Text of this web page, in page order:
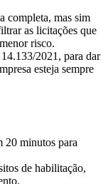
completa, mas sim
as licitações que
risco.
2021, para dar
esteja sempre
minutos para
de habilitação,